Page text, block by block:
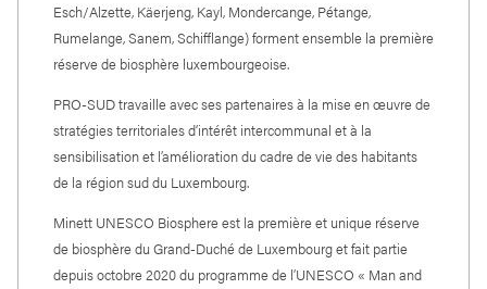
Esch/Alzette, Käerjeng, Kayl, Mondercange, Pétange,
Rumelange, Sanem, Schifflange) forment ensemble la première
réserve de biosphère luxembourgeoise.
PRO-SUD travaille avec ses partenaires à la mise en œuvre de
stratégies territoriales d’intérêt intercommunal et à la
sensibilisation et l’amélioration du cadre de vie des habitants
de la région sud du Luxembourg.
Minett UNESCO Biosphere est la première et unique réserve
de biosphère du Grand-Duché de Luxembourg et fait partie
depuis octobre 2020 du programme de l’UNESCO « Man and